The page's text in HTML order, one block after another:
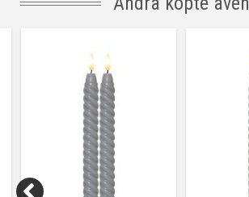
har alla ljusen inbyggd